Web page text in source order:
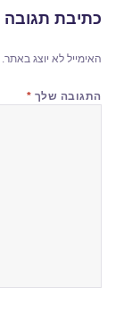
כתיבת תגובה
האימייל לא יוצג באתר.
התגובה שלך *